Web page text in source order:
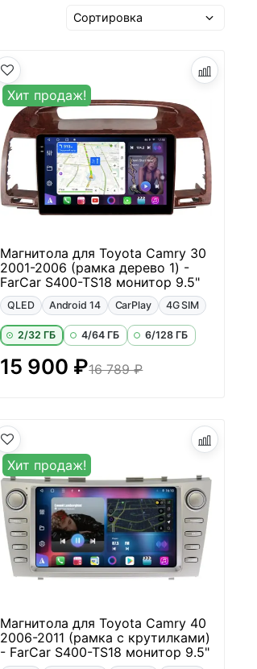
Хит продаж!
Магнитола для Toyota Camry 30
2001-2006 (рамка дерево 1) -
FarCar S400-TS18 монитор 9.5"
QLED Android 14 CarPlay 4G SIM
2/32 ГБ 4/64 ГБ 6/128 ГБ
15 900 ₽16 789 ₽
Хит продаж!
Магнитола для Toyota Camry 40
2006-2011 (рамка с крутилками)
- FarCar S400-TS18 монитор 9.5"